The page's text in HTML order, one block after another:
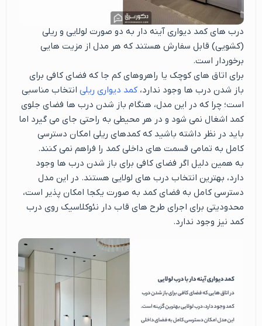
درب های کمد دیواری آینه دار به دو صورت لولایی و ریلی
(کشویی) قابل سفارش هستند که هر مدل از مزیت هایی
برخوردار است.
برای اتاق های کوچک یا راهروهای کم جا که فضای کافی برای
باز شدن درب ها وجود ندارد، کمد دیواری ریلی انتخاب مناسبی
است؛ چرا که در این مدل، هنگام باز شدن درب ها فضای جلوی
کمد اشغال نمی شود و در هر محیطی به راحتی جای می گیرد اما
باید در نظر داشته باشید که کمدهای ریلی امکان دسترسی
کامل به تمامی قسمت های داخلی کمد را فراهم نمی کنند.
به همین دلیل اگر فضای کافی برای باز شدن درب ها وجود
دارد، بهترین انتخاب درب های لولایی هستند. در این مدل
دسترسی کامل به فضای کمد به صورت یکجا امکان پذیر است،
محدودیتی برای اجرای طرح های قاب دار نئوکلاسیک روی درب
کمد نیز وجود ندارد.